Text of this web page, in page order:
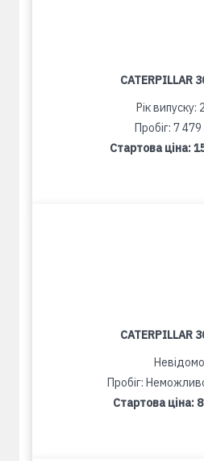
CATERPILLAR
Рік випуску:
Пробіг: 7 479
Стартова ціна:
CATERPILLAR
Пробіг:
Стартова ціна: